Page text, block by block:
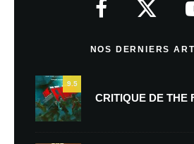
NOS DERNIERS
9.5
CRITIQUE DE THE